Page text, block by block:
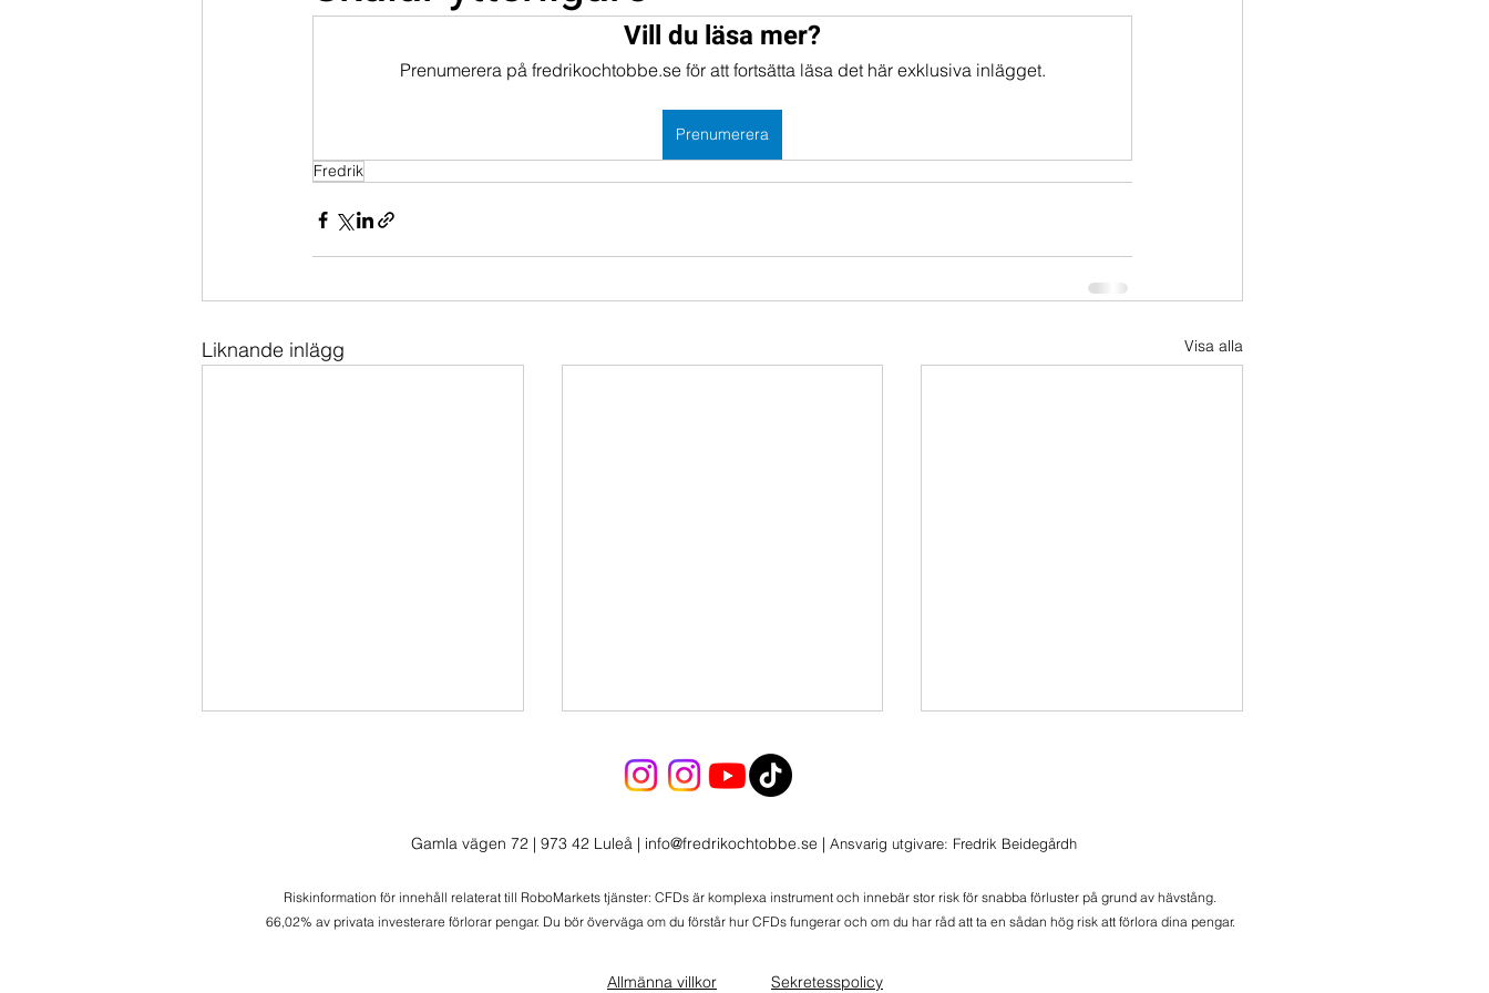
Portföljer
Vill du läsa mer?
Prenumerera på fredrikochtobbe.se för att fortsätta läsa det här exklusiva inlägget.
Prenumerera
Fredrik
Liknande inlägg Visa alla
Fredagsspecial Amazon -
Morgonlive 2026-08-06
Morgonbrev 2026-08-06
Gamla vägen 72 | 973 42 Luleå | info@fredrikochtobbe.se | Ansvarig utgivare: Fredrik Beidegårdh
Riskinformation för innehåll relaterat till RoboMarkets tjänster: CFDs är komplexa instrument och innebär stor risk för snabba förluster på grund av hävstång.
66,02% av privata investerare förlorar pengar. Du bör överväga om du förstår hur CFDs fungerar och om du har råd att ta en sådan hög risk att förlora dina pengar.
Allmänna villkor Sekretesspolicy